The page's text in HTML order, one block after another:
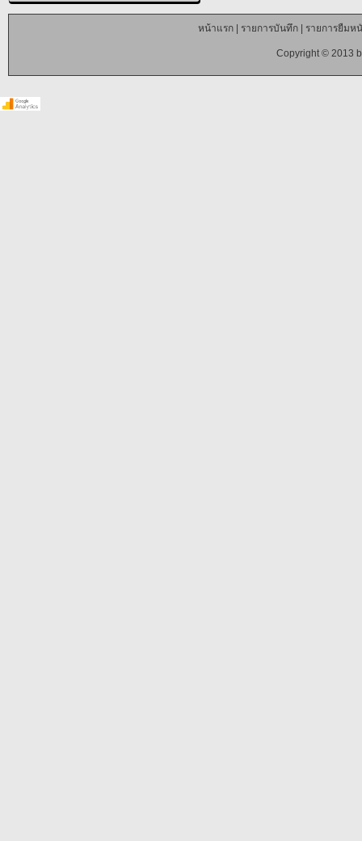
หน้าแรก| รายการบันทึก| รายการยืมห
Copyright © 2013